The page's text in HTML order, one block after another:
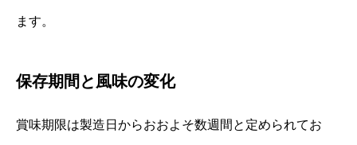
ます。
保存期間と風味の変化
賞味期限は製造日からおおよそ数週間と定められてお